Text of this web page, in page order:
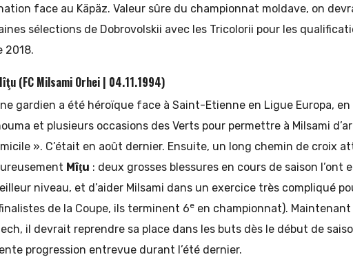
face au Käpäz. Valeur sûre du championnat moldave, on
sélections de Dobrovolskii avec les Tricolorii pour les
2018.
(FC Milsami Orhei | 04.11.1994)
gardien a été héroïque face à Saint-Etienne en Ligue Europa,
et plusieurs occasions des Verts pour permettre à Milsami
». C’était en août dernier. Ensuite, un long chemin de croix
Mîţu : deux grosses blessures en cours de saison l’ont
niveau, et d’aider Milsami dans un exercice très compliqué
de la Coupe, ils terminent 6e en championnat). Maintenant
il devrait reprendre sa place dans les buts dès le début de
progression entrevue durant l’été dernier.